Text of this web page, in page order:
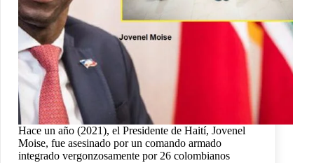
Hace un año (2021), el Presidente de Haití, Jovenel
Moise, fue asesinado por un comando armado
integrado vergonzosamente por 26 colombianos